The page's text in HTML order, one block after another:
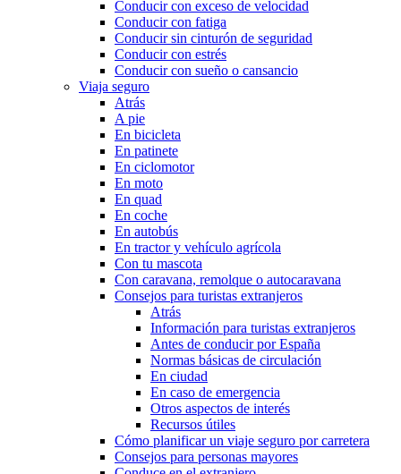
Conducir con exceso de velocidad
Conducir con fatiga
Conducir sin cinturón de seguridad
Conducir con estrés
Conducir con sueño o cansancio
Viaja seguro
Atrás
A pie
En bicicleta
En patinete
En ciclomotor
En moto
En quad
En coche
En autobús
En tractor y vehículo agrícola
Con tu mascota
Con caravana, remolque o autocaravana
Consejos para turistas extranjeros
Atrás
Información para turistas extranjeros
Antes de conducir por España
Normas básicas de circulación
En ciudad
En caso de emergencia
Otros aspectos de interés
Recursos útiles
Cómo planificar un viaje seguro por carretera
Consejos para personas mayores